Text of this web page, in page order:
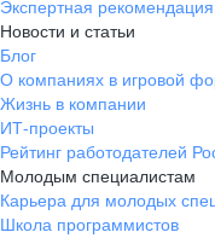
Наши офисы
Новгороде,
Есть
из любой точки
Что
Готов
первый
в
Экспертная рекомендация
Новости и статьи
Блог
О компаниях в игровой
Жизнь в компании
ИТ-проекты
Рейтинг работодателей
Молодым специалистам
Карьера для молодых
Школа программистов